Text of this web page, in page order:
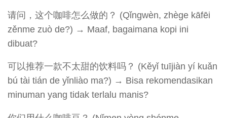
请问，这个咖啡怎么做的？ (Qǐngwèn, zhège kāfēi
zěnme zuò de?) → Maaf, bagaimana kopi ini
dibuat?
可以推荐一款不太甜的饮料吗？ (Kěyǐ tuījiàn yí kuǎn
bú tài tián de yǐnliào ma?) → Bisa rekomendasikan
minuman yang tidak terlalu manis?